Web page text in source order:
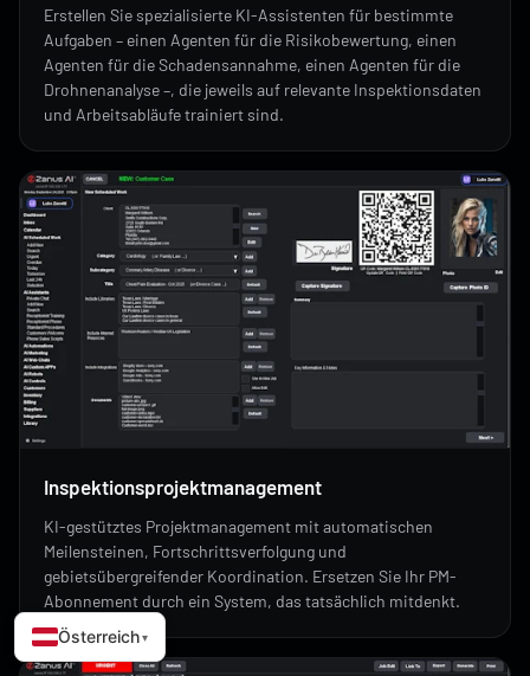
Erstellen Sie spezialisierte KI-Assistenten für bestimmte
Aufgaben – einen Agenten für die Risikobewertung, einen
Agenten für die Schadensannahme, einen Agenten für die
Drohnenanalyse –, die jeweils auf relevante Inspektionsdaten
und Arbeitsabläufe trainiert sind.
Inspektionsprojektmanagement
KI-gestütztes Projektmanagement mit automatischen
Meilensteinen, Fortschrittsverfolgung und
gebietsübergreifender Koordination. Ersetzen Sie Ihr PM-
Abonnement durch ein System, das tatsächlich mitdenkt.
Österreich▾